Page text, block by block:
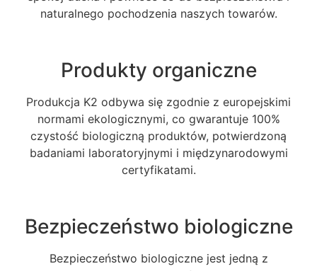
naturalnego pochodzenia naszych towarów.
Produkty organiczne
Produkcja K2 odbywa się zgodnie z europejskimi
normami ekologicznymi, co gwarantuje 100%
czystość biologiczną produktów, potwierdzoną
badaniami laboratoryjnymi i międzynarodowymi
certyfikatami.
Bezpieczeństwo biologiczne
Bezpieczeństwo biologiczne jest jedną z